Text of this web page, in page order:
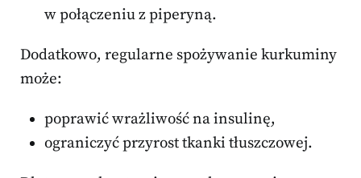
w połączeniu z piperyną.
Dodatkowo, regularne spożywanie kurkuminy
może:
poprawić wrażliwość na insulinę,
ograniczyć przyrost tkanki tłuszczowej.